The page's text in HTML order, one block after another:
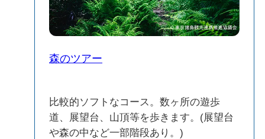
森のツアー
比較的ソフトなコース。数ヶ所の遊歩
道、展望台、山頂等を歩きます。(展望台
や森の中など一部階段あり。)